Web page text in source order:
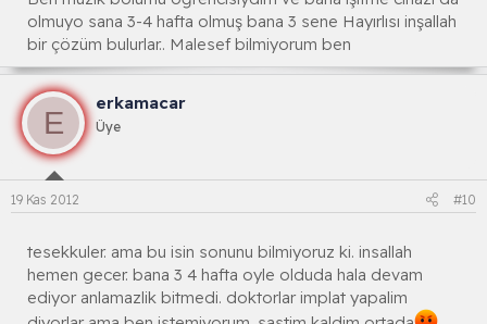
olmuyo sana 3-4 hafta olmuş bana 3 sene Hayırlısı inşallah
bir çözüm bulurlar.. Malesef bilmiyorum ben
E
erkamacar
Üye
19 Kas 2012 #10
tesekkuler. ama bu isin sonunu bilmiyoruz ki. insallah
hemen gecer. bana 3 4 hafta oyle olduda hala devam
ediyor anlamazlik bitmedi. doktorlar implat yapalim